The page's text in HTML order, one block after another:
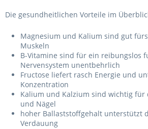
Die gesundheitlichen Vorteile im
Magnesium und Kalium sind gut
Muskeln
B-Vitamine sind für ein reibungslos
Nervensystem unentbehrlich
Fructose liefert rasch Energie und
Konzentration
Kalium und Kalzium sind wichtig für
und Nägel
hoher Ballaststoffgehalt unterstützt
Verdauung